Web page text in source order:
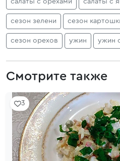
салаты с орехами салаты с
сезон зелени сезон
сезон орехов ужин ужин
Смотрите также
3